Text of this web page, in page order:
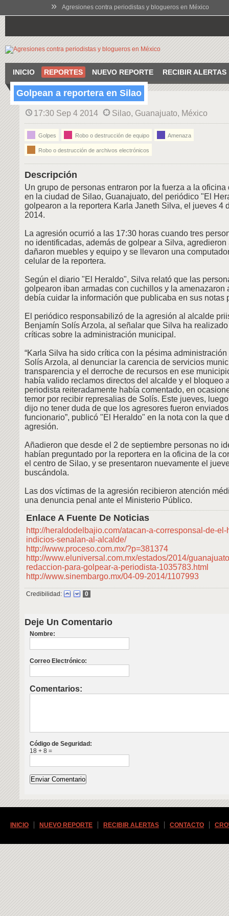
» Agresiones contra periodistas y blogueros en México
INICIO REPORTES NUEVO REPORTE RECIBIR ALERTAS
Golpean a reportera en Silao
17:30 Sep 4 2014 Silao, Guanajuato, México
Golpes Robo o destrucción de equipo Amenaza
Robo o destrucción de archivos electrónicos
Descripción
Un grupo de personas entraron por la fuerza a la
en la ciudad de Silao, Guanajuato, del periódico "El
golpearon a la reportera Karla Janeth Silva, el jueves 4
2014.
La agresión ocurrió a las 17:30 horas cuando tres
no identificadas, además de golpear a Silva, agredieron
dañaron muebles y equipo y se llevaron una
celular de la reportera.
Según el diario "El Heraldo", Silva relató que las
golpearon iban armadas con cuchillos y la amenazaron
debía cuidar la información que publicaba en sus notas
El periódico responsabilizó de la agresión al alcalde
Benjamín Solís Arzola, al señalar que Silva ha
críticas sobre la administración municipal.
“Karla Silva ha sido crítica con la pésima
Solís Arzola, al denunciar la carencia de servicios
transparencia y el derroche de recursos en ese
había valido reclamos directos del alcalde y el bloqueo
periodista reiteradamente había comentado, en
temor por recibir represalias de Solís. Este jueves,
dijo no tener duda de que los agresores fueron
funcionario”, publicó "El Heraldo" en la nota con la que
agresión.
Añadieron que desde el 2 de septiembre personas no
habían preguntado por la reportera en la oficina de la
el centro de Silao, y se presentaron nuevamente el
buscándola.
Las dos víctimas de la agresión recibieron atención
una denuncia penal ante el Ministerio Público.
Enlace A Fuente De Noticias
http://heraldodelbajio.com/atacan-a-corresponsal-de-
indicios-senalan-al-alcalde/
http://www.proceso.com.mx/?p=381374
http://www.eluniversal.com.mx/estados/2014/
redaccion-para-golpear-a-periodista-1035783.html
http://www.sinembargo.mx/04-09-2014/1107993
Credibilidad: 0
Deje Un Comentario
Nombre:
Correo Electrónico:
Comentarios:
Código de Seguridad:
18 + 8 =
INICIO NUEVO REPORTE RECIBIR ALERTAS CONTACTO